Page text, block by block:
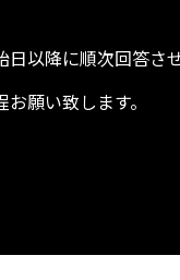
以降に順次回答させ
願い致します。